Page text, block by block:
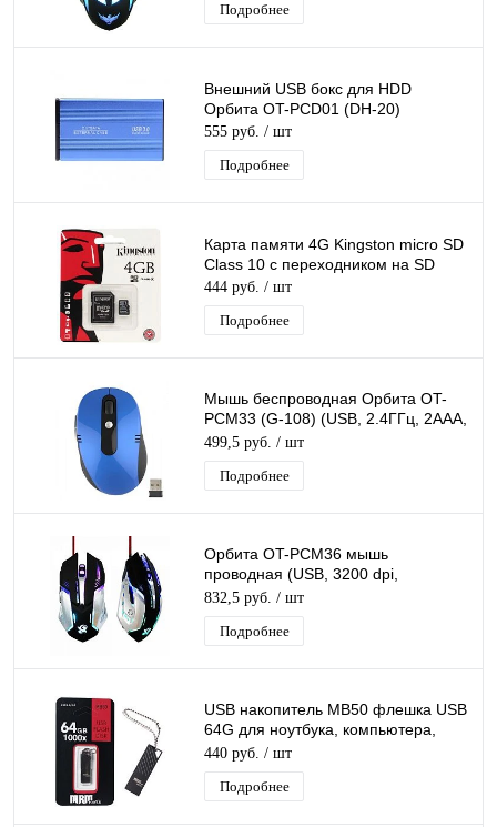
Подробнее
Внешний USB бокс для HDD
Орбита OT-PCD01 (DH-20)
555 руб. / шт
Подробнее
Карта памяти 4G Kingston micro SD
Class 10 с переходником на SD
444 руб. / шт
Подробнее
Мышь беспроводная Орбита OT-
PCM33 (G-108) (USB, 2.4ГГц, 2ААА,
10м)/100
499,5 руб. / шт
Подробнее
Орбита OT-PCM36 мышь
проводная (USB, 3200 dpi,
оптическая, 6 кнопок)/100
832,5 руб. / шт
Подробнее
USB накопитель MB50 флешка USB
64G для ноутбука, компьютера,
автомобиля,10Mb/s
440 руб. / шт
Подробнее